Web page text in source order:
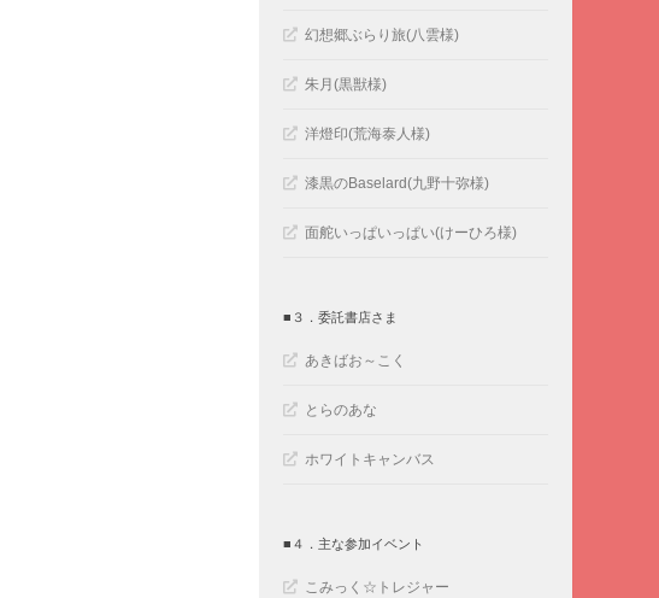
幻想郷ぶらり旅(八雲様)
朱月(黒獣様)
洋燈印(荒海泰人様)
漆黒のBaselard(九野十弥様)
面舵いっぱいっぱい(けーひろ様)
■３．委託書店さま
あきばお～こく
とらのあな
ホワイトキャンバス
■４．主な参加イベント
こみっく☆トレジャー